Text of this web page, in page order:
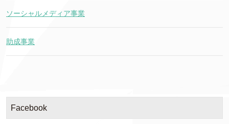
ソーシャルメディア事業
助成事業
Facebook